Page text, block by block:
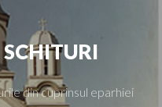
din cuprinsul eparhiei